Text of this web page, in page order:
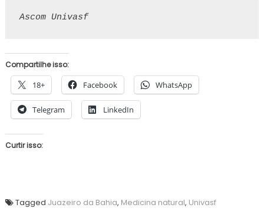
Ascom Univasf
Compartilhe isso:
18+ Facebook WhatsApp
Telegram LinkedIn
Curtir isso:
Tagged Juazeiro da Bahia, Medicina natural, Univasf